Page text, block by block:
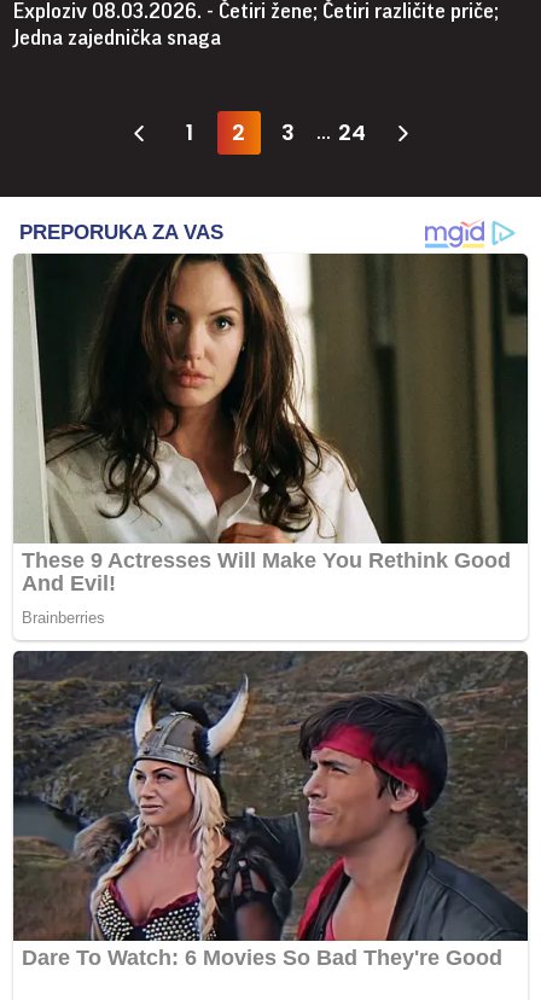
Exploziv 08.03.2026. - Četiri žene; Četiri različite priče;
Jedna zajednička snaga
1 2 3 ... 24